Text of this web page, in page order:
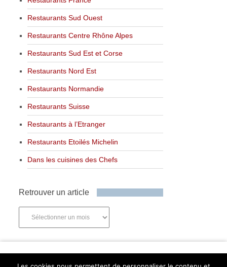
Restaurants Sud Ouest
Restaurants Centre Rhône Alpes
Restaurants Sud Est et Corse
Restaurants Nord Est
Restaurants Normandie
Restaurants Suisse
Restaurants à l’Etranger
Restaurants Etoilés Michelin
Dans les cuisines des Chefs
Retrouver un article